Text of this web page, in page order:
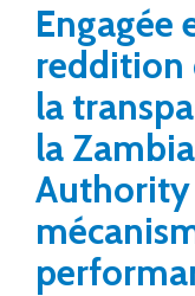
Engagée
reddition
la
la